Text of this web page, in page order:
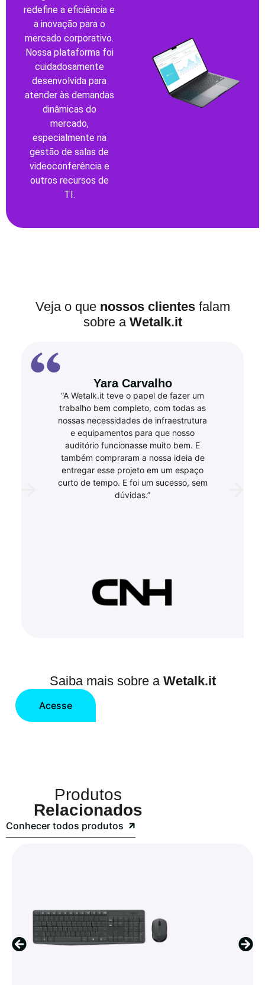
redefine a eficiência e
a inovação para o
mercado corporativo.
Nossa plataforma foi
cuidadosamente
desenvolvida para
atender às demandas
dinâmicas do
mercado,
especialmente na
gestão de salas de
videoconferência e
outros recursos de
TI.
Veja o que nossos clientesfalam
sobre a Wetalk.it
Yara Carvalho
“A Wetalk.it teve o papel de fazer um
trabalho bem completo, com todas as
nossas necessidades de infraestrutura
e equipamentos para que nosso
auditório funcionasse muito bem. E
também compraram a nossa ideia de
entregar esse projeto em um espaço
curto de tempo. E foi um sucesso, sem
dúvidas.”
Saiba mais sobre a Wetalk.it
Acesse
Produtos
Relacionados
Conhecer todos produtos